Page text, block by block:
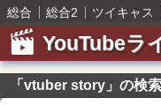
総合 総合2 ツイキャス
YouTubeラ
「vtuber story」の検